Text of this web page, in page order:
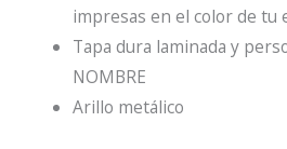
impresas en el color de tu
Tapa dura laminada y
NOMBRE
Arillo metálico